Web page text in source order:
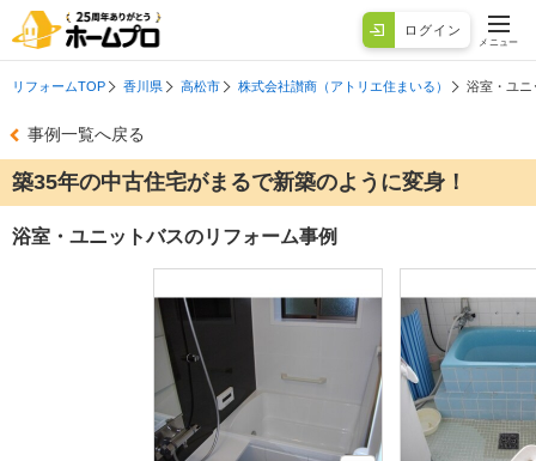
ログイン
メニュー
リフォームTOP 香川県 高松市 株式会社讃商（アトリエ住まいる） 浴室・ユニ
事例一覧へ戻る
築35年の中古住宅がまるで新築のように変身！
浴室・ユニットバスのリフォーム事例